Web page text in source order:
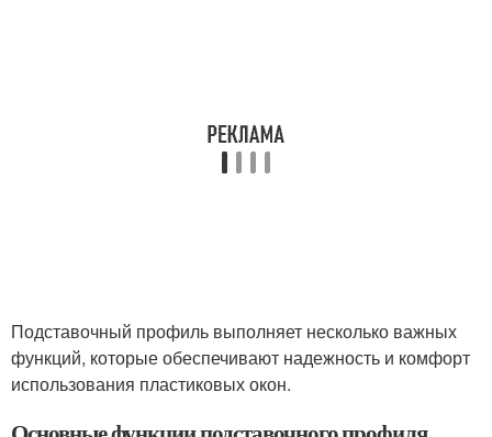
Подставочный профиль выполняет несколько важных
функций, которые обеспечивают надежность и комфорт
использования пластиковых окон.